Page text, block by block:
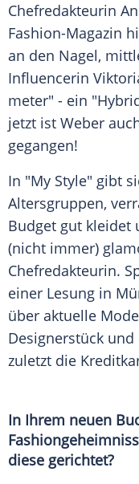
Chefredakteurin
Fashion-Magazin
an den Nagel,
Influencerin
meter" - ein
jetzt ist Weber
gegangen!
In "My Style" gibt
Altersgruppen,
Budget gut kleidet
(nicht immer)
Chefredakteurin.
einer Lesung in
über aktuelle
Designerstück und
zuletzt die
In Ihrem neuen
diese gerichtet?